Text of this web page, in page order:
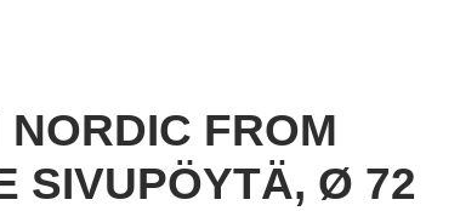
NORDIC FROM
SIVUPÖYTÄ, Ø 72